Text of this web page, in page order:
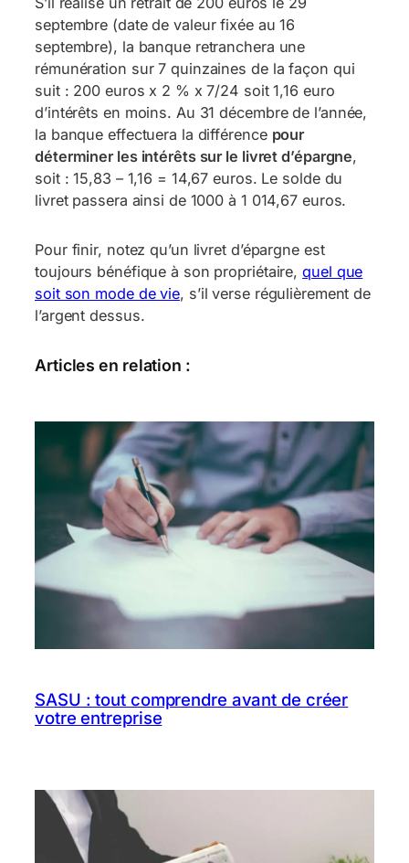
septembre (date de valeur fixée au 16
septembre), la banque retranchera une
rémunération sur 7 quinzaines de la façon qui
suit : 200 euros x 2 % x 7/24 soit 1,16 euro
d’intérêts en moins. Au 31 décembre de l’année,
la banque effectuera la différence pour
déterminer les intérêts sur le livret d’épargne,
soit : 15,83 – 1,16 = 14,67 euros. Le solde du
livret passera ainsi de 1000 à 1 014,67 euros.
Pour finir, notez qu’un livret d’épargne est
toujours bénéfique à son propriétaire,quel que
soit son mode de vie, s’il verse régulièrement de
l’argent dessus.
Articles en relation :
SASU : tout comprendre avant de créer
votre entreprise